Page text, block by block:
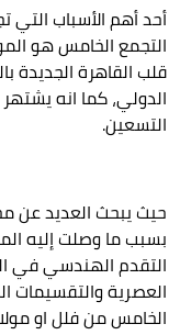
أحد أهم الأسباب
التجمع الخامس هو
قلب القاهرة الجديدة
الدولي، كما انه يشتهر
التسعين.
حيث يبحث العديد عن
بسبب ما وصلت إليه
التقدم الهندسي في
العصرية والتقسيمات
الخامس من فلل او